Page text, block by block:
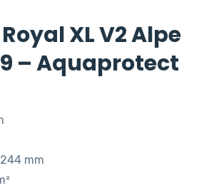
XL V2 Alpe
– Aquaprotect
mm